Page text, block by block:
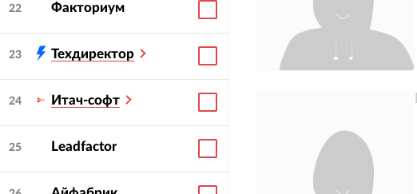
22 Факториум
23 Техдиректор
24 Итач-софт
25 Leadfactor